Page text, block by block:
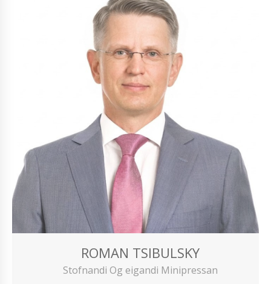
ROMAN TSIBULSKY
Stofnandi Og eigandi Minipressan